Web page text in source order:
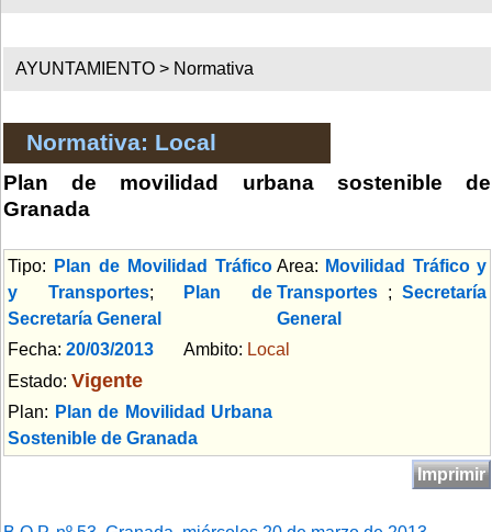
AYUNTAMIENTO > Normativa
Normativa: Local
Plan de movilidad urbana sostenible de
Granada
Tipo:
Plan de Movilidad Tráfico
y Transportes;
Plan de
Secretaría General
Area: Movilidad Tráfico y
Transportes ; Secretaría
General
Fecha: 20/03/2013 Ambito: Local
Estado: Vigente
Plan: Plan de Movilidad Urbana
Sostenible de Granada
Imprimir